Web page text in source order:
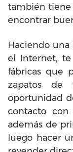
también tiene
encontrar
Haciendo
el Internet, te
fábricas que
zapatos de
oportunidad
contacto
además de
luego hacer